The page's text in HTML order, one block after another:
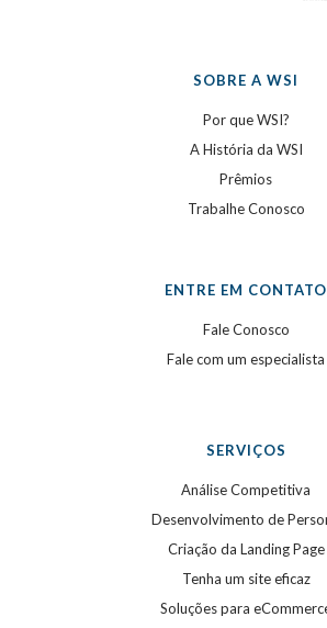
SOBRE A WSI
Por que WSI?
A História da WSI
Prêmios
Trabalhe Conosco
ENTRE EM CONTATO
Fale Conosco
Fale com um especialista
SERVIÇOS
Análise Competitiva
Desenvolvimento de
Criação da Landing Page
Tenha um site eficaz
Soluções para